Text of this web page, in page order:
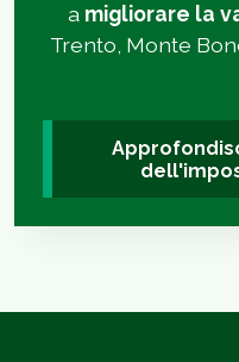
a migliorare la
Trento, Monte